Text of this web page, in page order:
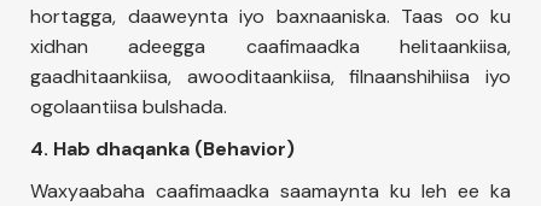
hortagga, daaweynta iyo baxnaaniska. Taas oo ku
xidhan adeegga caafimaadka helitaankiisa,
gaadhitaankiisa, awooditaankiisa, filnaanshihiisa iyo
ogolaantiisa bulshada.
4. Hab dhaqanka (Behavior)
Waxyaabaha caafimaadka saamaynta ku leh ee ka